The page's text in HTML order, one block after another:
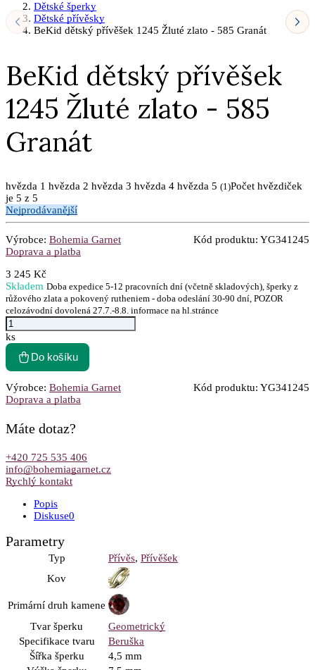
Dětské šperky
Dětské přívěsky
BeKid dětský přívěšek 1245 Žluté zlato - 585 Granát
BeKid dětský přívěšek
1245 Žluté zlato - 585
Granát
hvězda 1 hvězda 2 hvězda 3 hvězda 4 hvězda 5 (1)Počet hvězdiček
je 5 z 5
Nejprodávanější
Výrobce: Bohemia Garnet Kód produktu: YG341245
Doprava a platba
3 245 Kč
Skladem Doba expedice 5-12 pracovních dní (včetně skladových), šperky z
růžového zlata a pokovený rutheniem - doba odeslání 30-90 dní, POZOR
celozávodní dovolená 27.7.-8.8. informace na hl.stránce
ks
Do košíku
Výrobce: Bohemia Garnet Kód produktu: YG341245
Doprava a platba
Máte dotaz?
+420 725 535 406
info@bohemiagarnet.cz
Rychlý kontakt
Popis
Diskuse0
Parametry
Typ Přívěs, Přívěšek
Kov
Primární druh kamene
Tvar šperku
Geometrický
Specifikace tvaru
Beruška
Šířka šperku
4,5 mm